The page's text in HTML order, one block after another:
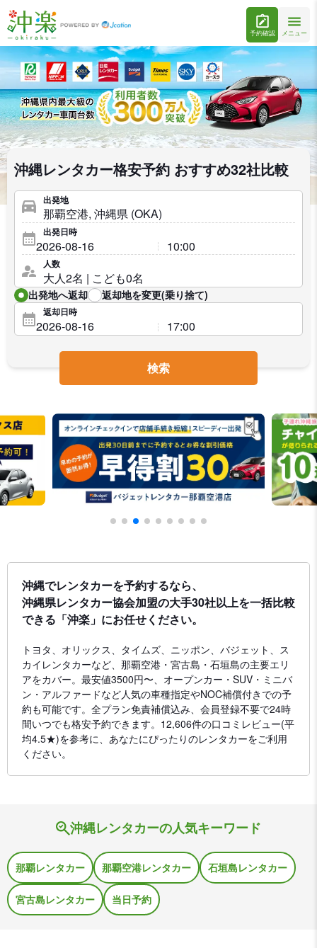
予約確認 メニュー
沖縄レンタカー格安予約 おすすめ32社比較
出発地
出発日時
人数
出発地へ返却 返却地を変更(乗り捨て)
返却日時
検索
沖縄でレンタカーを予約するなら、
沖縄県レンタカー協会加盟の大手30社以上を一括比較
できる「沖楽」にお任せください。
トヨタ、オリックス、タイムズ、ニッポン、バジェット、ス
カイレンタカーなど、那覇空港・宮古島・石垣島の主要エリ
アをカバー。最安値3500円〜、オープンカー・SUV・ミニバ
ン・アルファードなど人気の車種指定やNOC補償付きでの予
約も可能です。全プラン免責補償込み、会員登録不要で24時
間いつでも格安予約できます。12,606件の口コミレビュー(平
均4.5★)を参考に、あなたにぴったりのレンタカーをご利用
ください。
沖縄レンタカーの人気キーワード
那覇レンタカー 那覇空港レンタカー 石垣島レンタカー
宮古島レンタカー 当日予約